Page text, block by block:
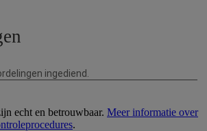
echt en betrouwbaar. Meer informatie over
.